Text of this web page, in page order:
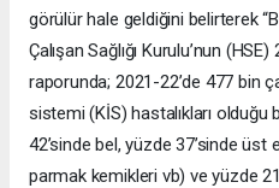
görülür hale geldiğini belirterek
Çalışan Sağlığı Kurulu’nun (HSE)
raporunda; 2021-22’de 477 bin
sistemi (KİS) hastalıkları olduğu
42’sinde bel, yüzde 37’sinde
parmak kemikleri vb) ve yüzde